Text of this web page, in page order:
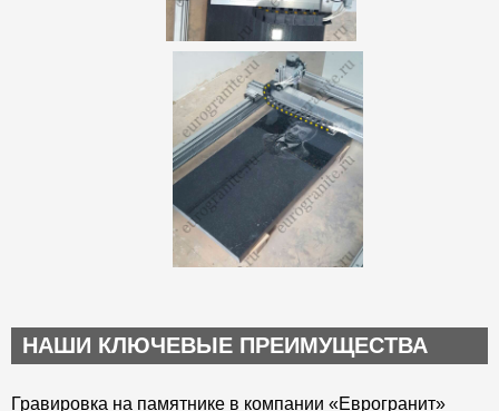
НАШИ КЛЮЧЕВЫЕ ПРЕИМУЩЕСТВА
Гравировка на памятнике в компании «Еврогранит»